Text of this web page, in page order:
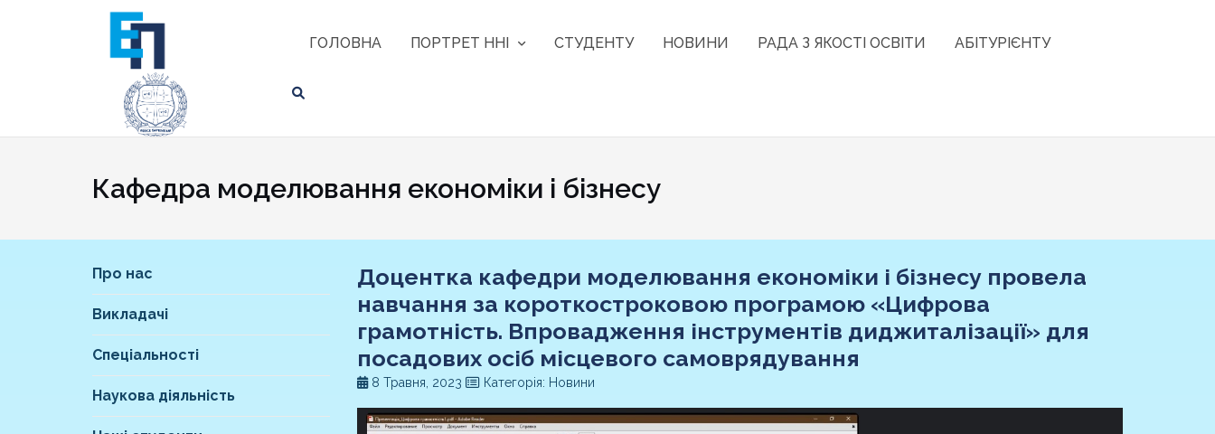
ГОЛОВНА ПОРТРЕТ ННІ СТУДЕНТУ НОВИНИ РАДА З ЯКОСТІ ОСВІТИ АБІТУРІЄНТУ
Кафедра моделювання економіки і бізнесу
Про нас
Викладачі
Спеціальності
Наукова діяльність
Доцентка кафедри моделювання економіки і бізнесу провела
навчання за короткостроковою програмою «Цифрова
грамотність. Впровадження інструментів диджиталізації» для
посадових осіб місцевого самоврядування
8 Травня, 2023 Категорія: Новини